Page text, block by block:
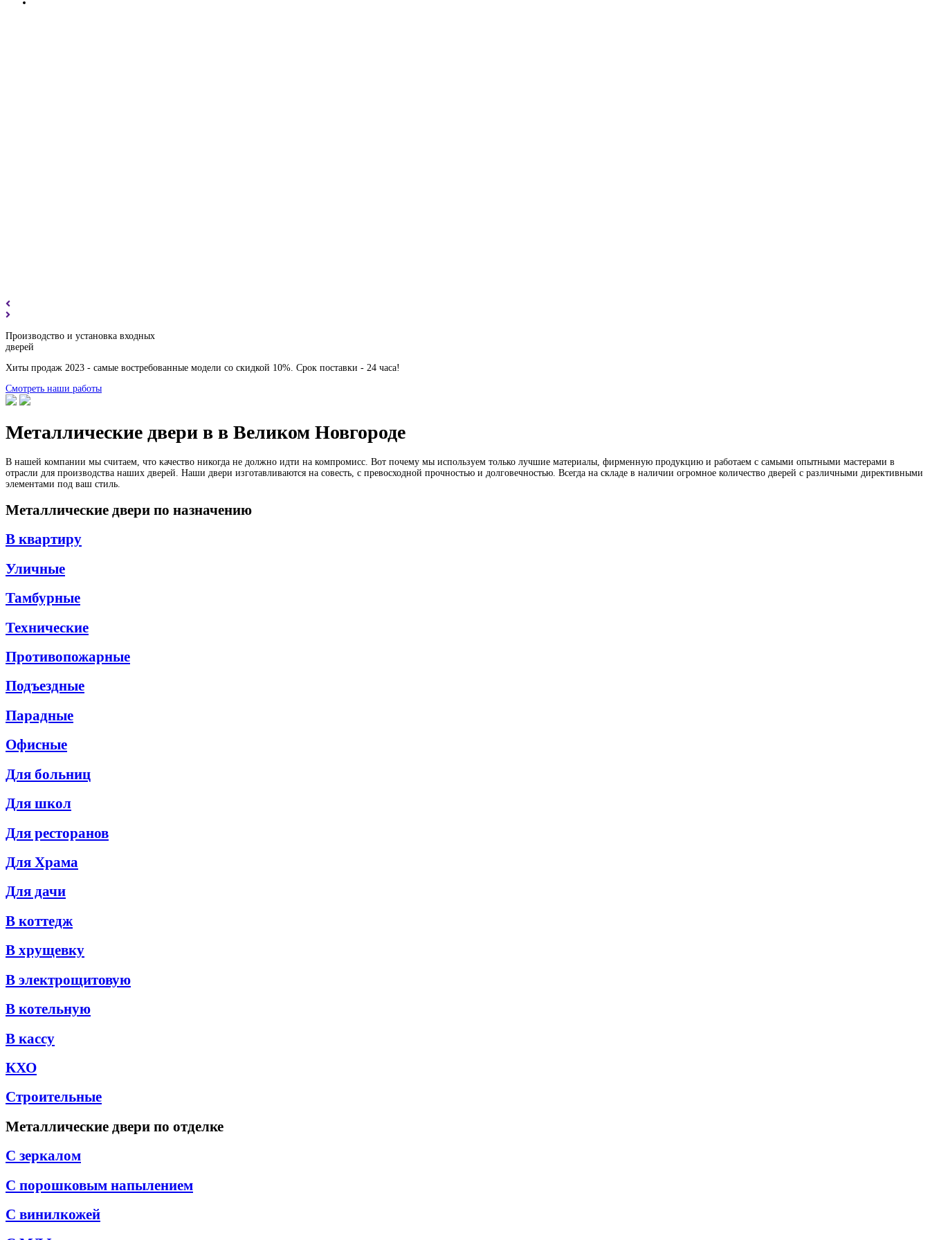
Производство и установка входных
дверей
Хиты продаж 2023 - самые востребованные модели со скидкой 10%. Срок поставки - 24 часа!
Смотреть наши работы
Металлические двери в в Великом Новгороде
В нашей компании мы считаем, что качество никогда не должно идти на компромисс. Вот почему мы используем только лучшие материалы, фирменную продукцию и работаем с самыми опытными мастерами в
отрасли для производства наших дверей. Наши двери изготавливаются на совесть, с превосходной прочностью и долговечностью. Всегда на складе в наличии огромное количество дверей с различными директивными
элементами под ваш стиль.
Металлические двери по назначению
В квартиру
Уличные
Тамбурные
Технические
Противопожарные
Подъездные
Парадные
Офисные
Для больниц
Для школ
Для ресторанов
Для Храма
Для дачи
В коттедж
В хрущевку
В электрощитовую
В котельную
В кассу
КХО
Строительные
Металлические двери по отделке
С зеркалом
С порошковым напылением
С винилкожей